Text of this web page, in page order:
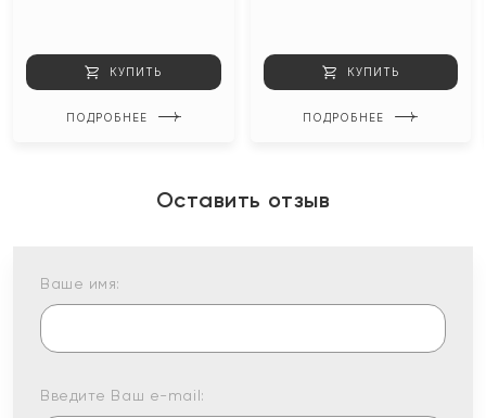
КУПИТЬ
ПОДРОБНЕЕ
КУПИТЬ
ПОДРОБНЕЕ
Оставить отзыв
Ваше имя:
Введите Ваш e-mail: